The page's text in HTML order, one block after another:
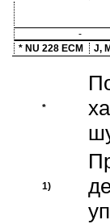
-
* NU 228 ECM
J,
*
1)